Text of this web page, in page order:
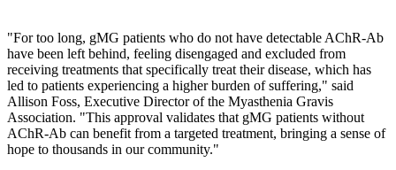
"For too long, gMG patients who do not have detectable AChR-Ab
have been left behind, feeling disengaged and excluded from
receiving treatments that specifically treat their disease, which has
led to patients experiencing a higher burden of suffering," said
Allison Foss, Executive Director of the Myasthenia Gravis
Association. "This approval validates that gMG patients without
AChR-Ab can benefit from a targeted treatment, bringing a sense of
hope to thousands in our community."